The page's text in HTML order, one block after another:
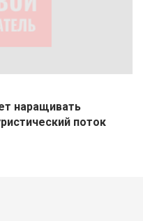
наращивать
поток